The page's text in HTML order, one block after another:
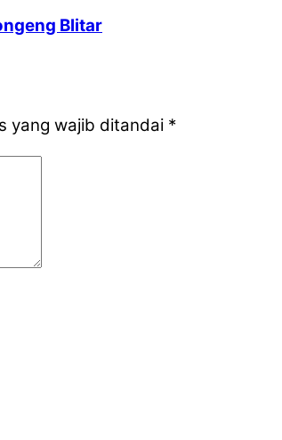
Blitar
yang wajib ditandai *